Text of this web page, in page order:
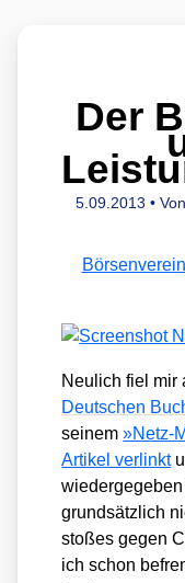
Der
5.09.2013 • Von
Börsenverein
Neu­lich fiel mir
Deut­schen
sei­nem»Netz-
Arti­kel ver­linkt
grund­sätz­lich
sto­ßes gegen
ich schon